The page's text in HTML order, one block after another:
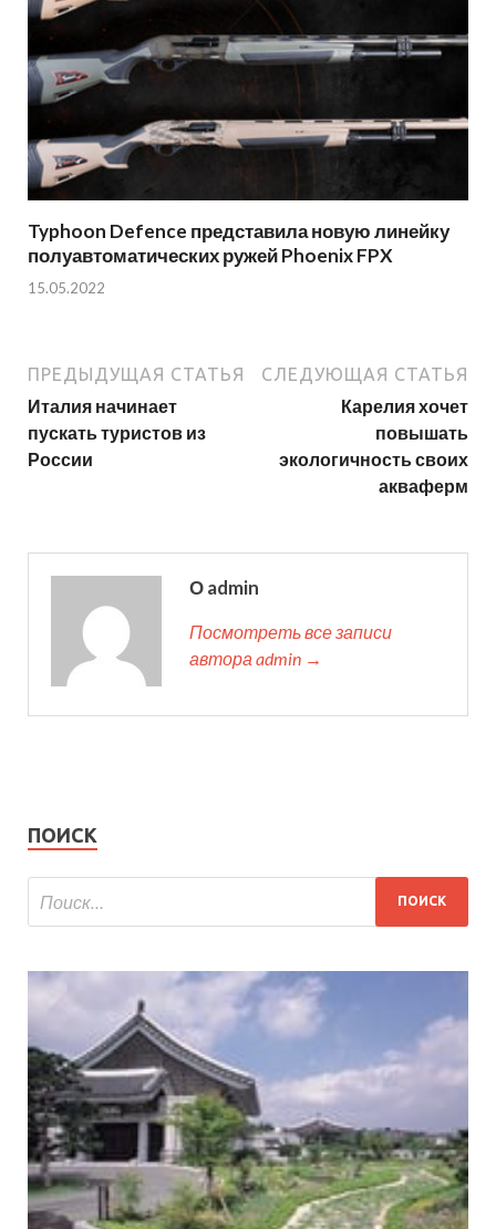
Typhoon Defence представила новую линейку
полуавтоматических ружей Phoenix FPX
15.05.2022
ПРЕДЫДУЩАЯ СТАТЬЯ
Италия начинает
пускать туристов из
России
СЛЕДУЮЩАЯ СТАТЬЯ
Карелия хочет
повышать
экологичность своих
акваферм
О admin
Посмотреть все записи
автора admin →
ПОИСК